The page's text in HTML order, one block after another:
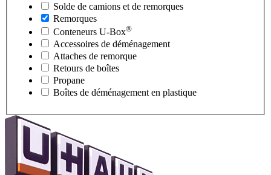
Solde de camions et de remorques
Remorques
Conteneurs U-Box®
Accessoires de déménagement
Attaches de remorque
Retours de boîtes
Propane
Boîtes de déménagement en plastique